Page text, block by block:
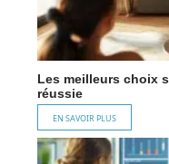
Les meilleurs choix
réussie
EN SAVOIR PLUS